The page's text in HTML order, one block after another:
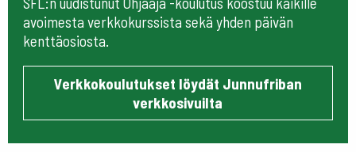
avoimesta verkkokurssista sekä yhden päivän
kenttäosiosta.
Verkkokoulutukset löydät Junnufriban
verkkosivuilta